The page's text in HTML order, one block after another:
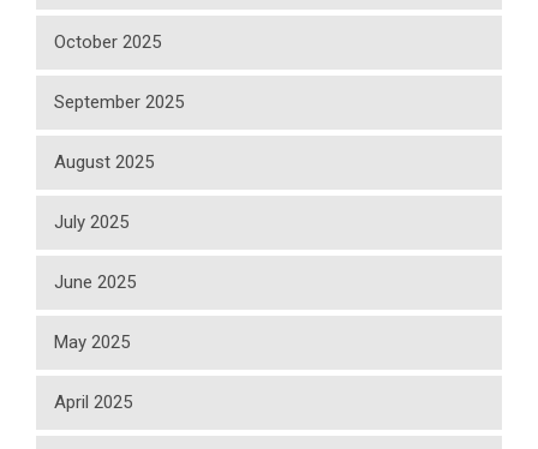
October 2025
September 2025
August 2025
July 2025
June 2025
May 2025
April 2025